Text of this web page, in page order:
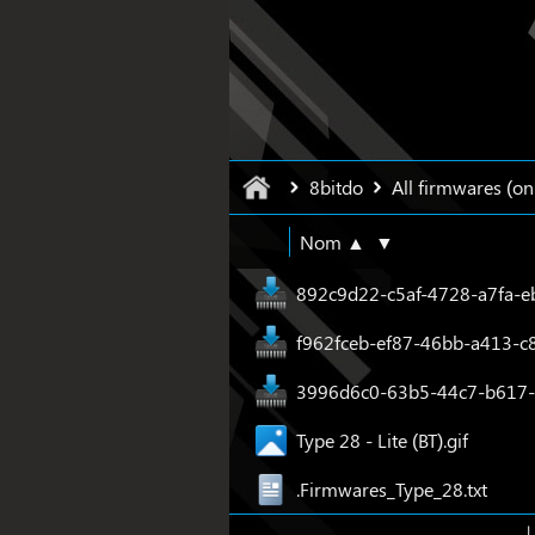
8bitdo All firmwares
Nom ▲ ▼
892c9d22-c5af-4728-a7fa-
f962fceb-ef87-46bb-a413-
3996d6c0-63b5-44c7-
Type 28 - Lite (BT).gif
.Firmwares_Type_28.txt